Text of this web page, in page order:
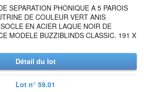
SEPARATION PHONIQUE A 5 PAROIS
DE COULEUR VERT ANIS
EN ACIER LAQUE NOIR DE
MODELE BUZZIBLINDS CLASSIC. 191 X
Détail du lot
Lot n° 59.01